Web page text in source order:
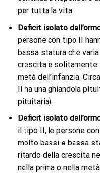
per tutta la vita.
Deficit isolato
persone con tipo II
bassa statura che
crescita è solitamente
metà dell’infanzia.
II ha una ghiandola
pituitaria).
Deficit isolato
il tipo II, le persone
molto bassi e bassa
ritardo della crescita
nella prima o nella